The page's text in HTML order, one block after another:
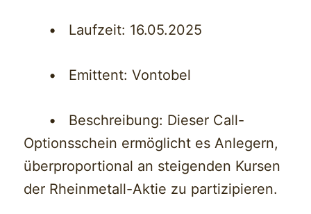
• Laufzeit: 16.05.2025
• Emittent: Vontobel
• Beschreibung: Dieser Call-
Optionsschein ermöglicht es Anlegern,
überproportional an steigenden Kursen
der Rheinmetall-Aktie zu partizipieren.